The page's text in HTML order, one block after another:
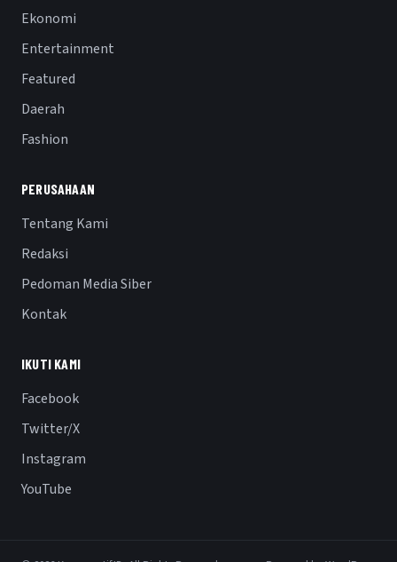
Ekonomi
Entertainment
Featured
Daerah
Fashion
PERUSAHAAN
Tentang Kami
Redaksi
Pedoman Media Siber
Kontak
IKUTI KAMI
Facebook
Twitter/X
Instagram
YouTube